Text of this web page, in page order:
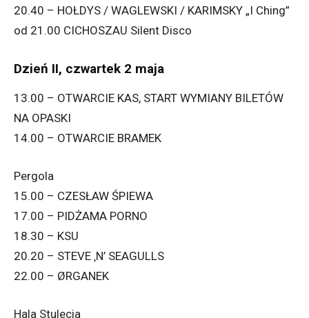
20.40 – HOŁDYS / WAGLEWSKI / KARIMSKY „I Ching”
od 21.00 CICHOSZAU Silent Disco
Dzień II, czwartek 2 maja
13.00 – OTWARCIE KAS, START WYMIANY BILETÓW
NA OPASKI
14.00 – OTWARCIE BRAMEK
Pergola
15.00 – CZESŁAW ŚPIEWA
17.00 – PIDŻAMA PORNO
18.30 – KSU
20.20 – STEVE ‚N’ SEAGULLS
22.00 – ØRGANEK
Hala Stulecia